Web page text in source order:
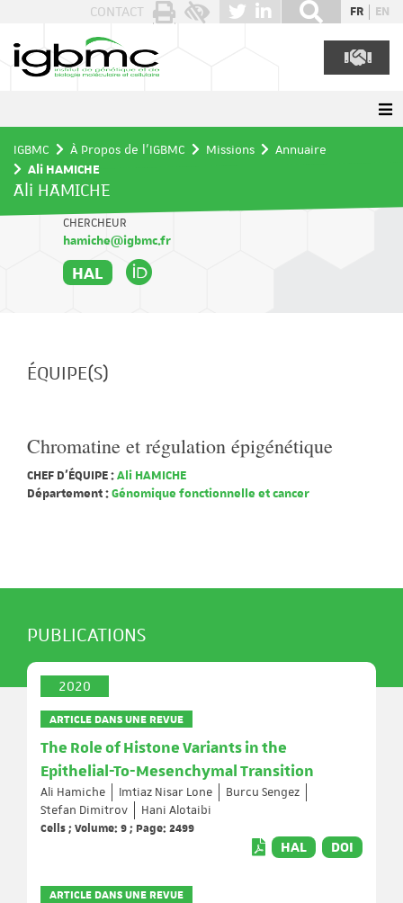
CONTACT FR EN
IGBMC À Propos de l'IGBMC Missions
Annuaire
Ali HAMICHE
Ali HAMICHE
CHERCHEUR
hamiche@igbmc.fr
HAL
ÉQUIPE(S)
Chromatine et régulation épigénétique
CHEF D'ÉQUIPE :Ali HAMICHE
Département :Génomique fonctionnelle et cancer
PUBLICATIONS
2020
ARTICLE DANS UNE REVUE
The Role of Histone Variants in the
Epithelial-To-Mesenchymal Transition
Ali Hamiche Imtiaz Nisar Lone
Burcu Sengez
Stefan Dimitrov
Hani Alotaibi
Cells ; Volume: 9 ; Page: 2499
HAL DOI
ARTICLE DANS UNE REVUE
Panneau de gestion des cookies